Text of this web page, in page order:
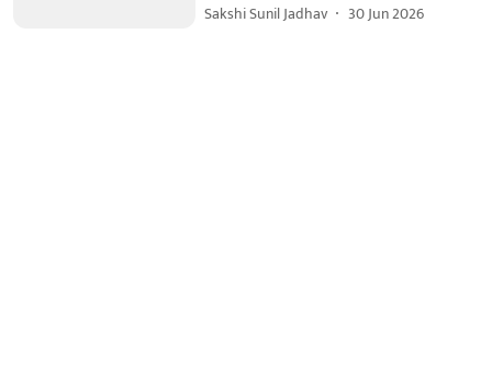
Sakshi Sunil Jadhav 30 Jun 2026